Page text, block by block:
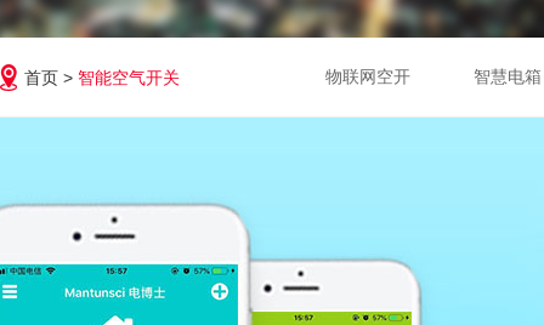
首页 > 智能空气开关 物联网空开 智慧电箱